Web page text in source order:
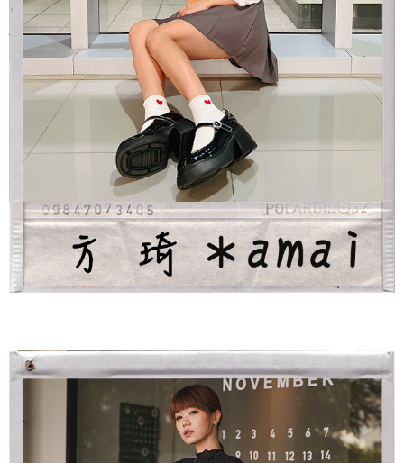
４．使用「AFTEE先享後付」時，將依據個別帳號之用戶狀況，依本公司即
時審查核予不同之上限額度；若仍有額度不足之情形，本公司將視審查結果
請求用戶進行身份認證。
５．嚴禁一人註冊多個帳號或使用他人資訊註冊。若發現惡意使用之情形，
恩沛科技股份有限公司將有權停止該用戶之使用額度並採取法律行動。
免運費
貨到付款
每筆NT$80，滿NT$799(含以上)免運費